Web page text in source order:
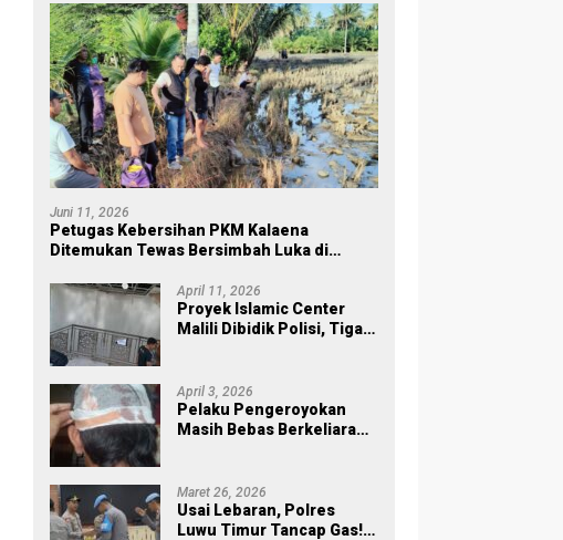
Juni 11, 2026
Petugas Kebersihan PKM Kalaena
Ditemukan Tewas Bersimbah Luka di
April 11, 2026
Proyek Islamic Center
Malili Dibidik Polisi, Tiga
April 3, 2026
Pelaku Pengeroyokan
Masih Bebas Berkeliaran,
Mandek
Maret 26, 2026
Usai Lebaran, Polres
Luwu Timur Tancap Gas!